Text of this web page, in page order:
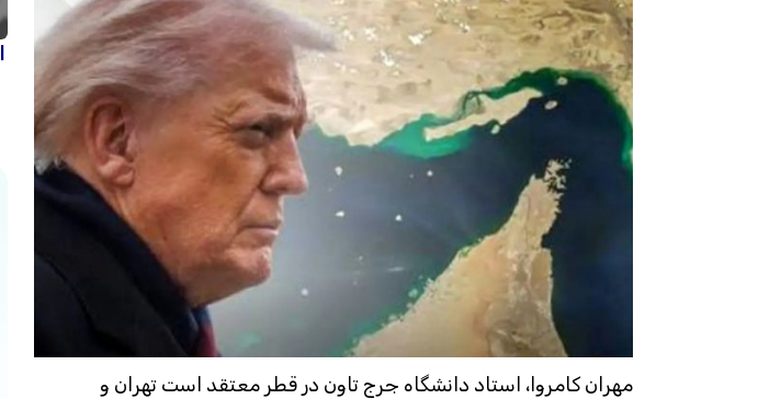
مهران کامروا، استاد دانشگاه جرج تاون در قطر معتقد است تهران و